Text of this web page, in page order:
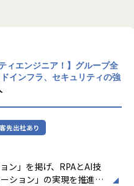
ィエンジニア！】グループ全
インフラ、セキュリティの強
客先出社あり
ン」を掲げ、RPAとAI技
ション」の実現を推進し